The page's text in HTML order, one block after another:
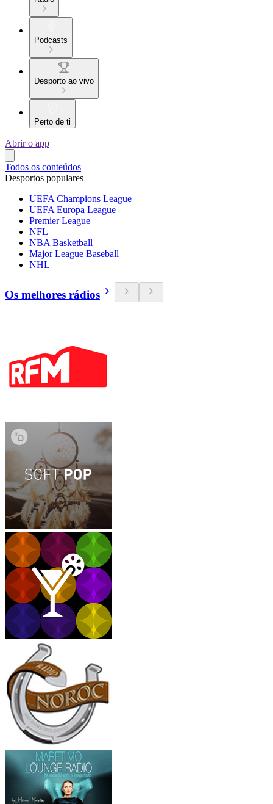
Podcasts
Desporto ao vivo
Perto de ti
Abrir o app
Todos os conteúdos
Desportos populares
UEFA Champions League
UEFA Europa League
Premier League
NFL
NBA Basketball
Major League Baseball
NHL
Os melhores rádios